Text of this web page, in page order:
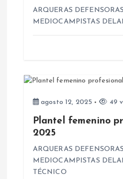
a
ARQUERAS DEFENSORAS
MEDIOCAMPISTAS
agosto 12, 2025 49
Plantel femenino
2025
ARQUERAS DEFENSORAS
MEDIOCAMPISTAS
TÉCNICO